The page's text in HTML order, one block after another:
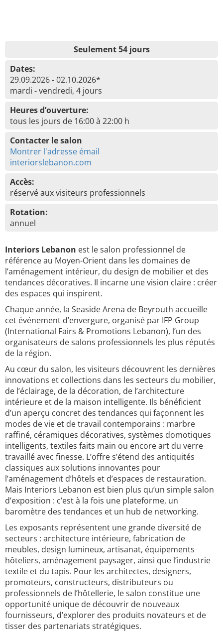
Seulement 54 jours
Dates:
29.09.2026 - 02.10.2026*
mardi - vendredi, 4 jours
Heures d’ouverture:
tous les jours de 16:00 à 22:00 h
Contacter le salon
Montrer l'adresse émail
interiorslebanon.com
Accès:
réservé aux visiteurs professionnels
Rotation:
annuel
Interiors Lebanon est le salon professionnel de
référence au Moyen-Orient dans les domaines de
l’aménagement intérieur, du design de mobilier et des
tendances décoratives. Il incarne une vision claire : créer
des espaces qui inspirent.
Chaque année, la Seaside Arena de Beyrouth accueille
cet événement d’envergure, organisé par IFP Group
(International Fairs & Promotions Lebanon), l’un des
organisateurs de salons professionnels les plus réputés
de la région.
Au cœur du salon, les visiteurs découvrent les dernières
innovations et collections dans les secteurs du mobilier,
de l’éclairage, de la décoration, de l’architecture
intérieure et de la maison intelligente. Ils bénéficient
d’un aperçu concret des tendances qui façonnent les
modes de vie et de travail contemporains : marbre
raffiné, céramiques décoratives, systèmes domotiques
intelligents, textiles faits main ou encore art du verre
travaillé avec finesse. L’offre s’étend des antiquités
classiques aux solutions innovantes pour
l’aménagement d’hôtels et d’espaces de restauration.
Mais Interiors Lebanon est bien plus qu’un simple salon
d’exposition : c’est à la fois une plateforme, un
baromètre des tendances et un hub de networking.
Les exposants représentent une grande diversité de
secteurs : architecture intérieure, fabrication de
meubles, design lumineux, artisanat, équipements
hôteliers, aménagement paysager, ainsi que l’industrie
textile et du tapis. Pour les architectes, designers,
promoteurs, constructeurs, distributeurs ou
professionnels de l’hôtellerie, le salon constitue une
opportunité unique de découvrir de nouveaux
fournisseurs, d’explorer des produits novateurs et de
tisser des partenariats stratégiques.